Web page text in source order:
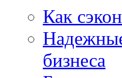
Как
бизнеса